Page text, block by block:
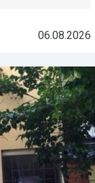
06.08.2026